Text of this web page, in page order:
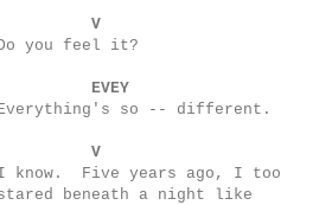
V
Do you feel it?
EVEY
Everything's so -- different.
V
know.
Five years ago, I too
beneath a night like